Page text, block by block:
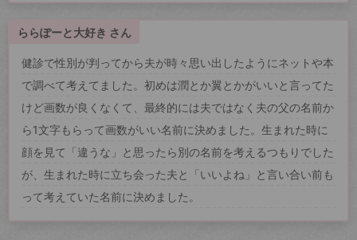
ららぽーと大好き さん
健診で性別が判ってから夫が時々思い出したようにネットや本
で調べて考えてました。初めは潤とか翼とかがいいと言ってた
けど画数が良くなくて、最終的には夫ではなく夫の父の名前か
ら1文字もらって画数がいい名前に決めました。生まれた時に
顔を見て「違うな」と思ったら別の名前を考えるつもりでした
が、生まれた時に立ち会った夫と「いいよね」と言い合い前も
って考えていた名前に決めました。